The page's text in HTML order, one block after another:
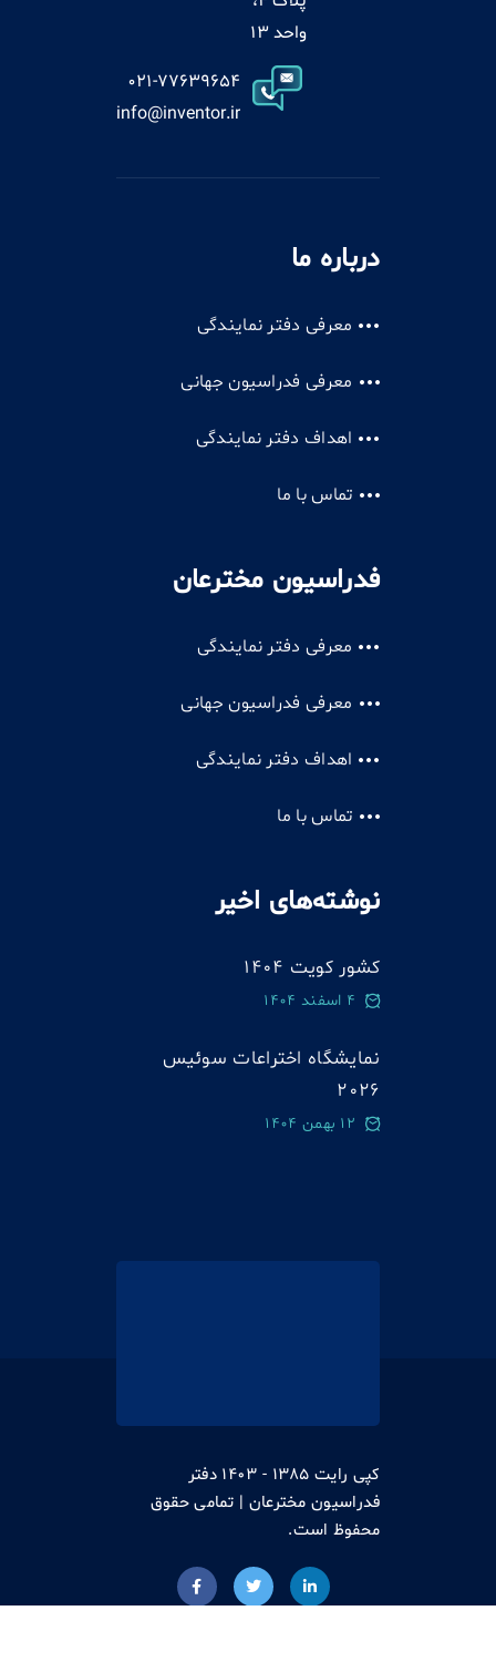
واحد 13
021-77639654
info@inventor.ir
درباره ما
معرفی دفتر نمایندگی
معرفی فدراسیون جهانی
اهداف دفتر نمایندگی
تماس با ما
فدراسیون مخترعان
معرفی دفتر نمایندگی
معرفی فدراسیون جهانی
اهداف دفتر نمایندگی
تماس با ما
نوشته‌های اخیر
کشور کویت 1404
4 اسفند 1404
نمایشگاه اختراعات سوئيس
2026
12 بهمن 1404
کپی رایت 1385 - 1403 دفتر
فدراسیون مخترعان | تمامی حقوق
محفوظ است.